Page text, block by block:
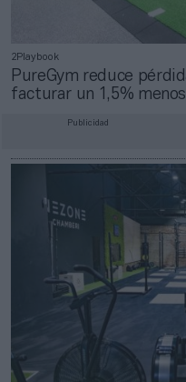
2Playbook
PureGym reduce
facturar un 1,5%
Publicidad